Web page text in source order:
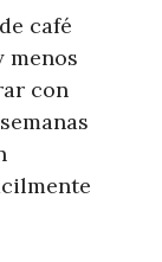
café
menos
con